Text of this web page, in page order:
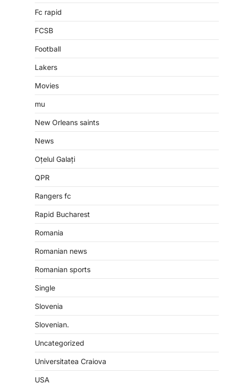
Fc rapid
FCSB
Football
Lakers
Movies
mu
New Orleans saints
News
Oțelul Galați
QPR
Rangers fc
Rapid Bucharest
Romania
Romanian news
Romanian sports
Single
Slovenia
Slovenian.
Uncategorized
Universitatea Craiova
USA